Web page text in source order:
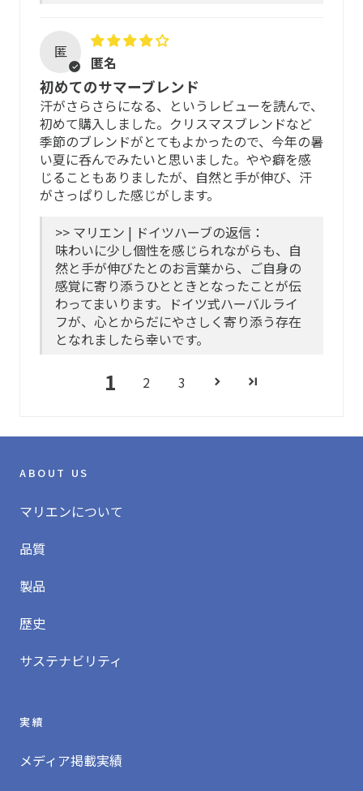
匿
匿名
初めてのサマーブレンド
汗がさらさらになる、というレビューを読んで、
初めて購入しました。クリスマスブレンドなど
季節のブレンドがとてもよかったので、今年の暑
い夏に呑んでみたいと思いました。やや癖を感
じることもありましたが、自然と手が伸び、汗
がさっぱりした感じがします。
>> マリエン | ドイツハーブの返信：
味わいに少し個性を感じられながらも、自
然と手が伸びたとのお言葉から、ご自身の
感覚に寄り添うひとときとなったことが伝
わってまいります。ドイツ式ハーバルライ
フが、心とからだにやさしく寄り添う存在
となれましたら幸いです。
1 2 3
ABOUT US
マリエンについて
品質
製品
歴史
サステナビリティ
実績
メディア掲載実績